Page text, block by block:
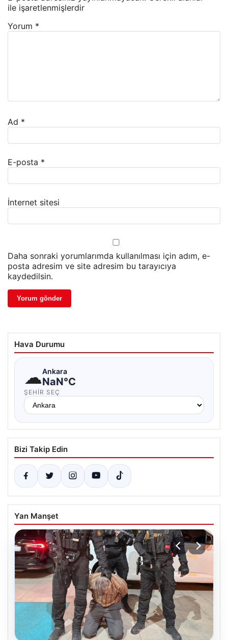
ile işaretlenmişlerdir
Yorum *
Ad *
E-posta *
İnternet sitesi
Daha sonraki yorumlarımda kullanılması için adım, e-
posta adresim ve site adresim bu tarayıcıya
kaydedilsin.
Hava Durumu
☁Ankara
NaN°C
ŞEHIR SEÇ
Bizi Takip Edin
Yan Manşet